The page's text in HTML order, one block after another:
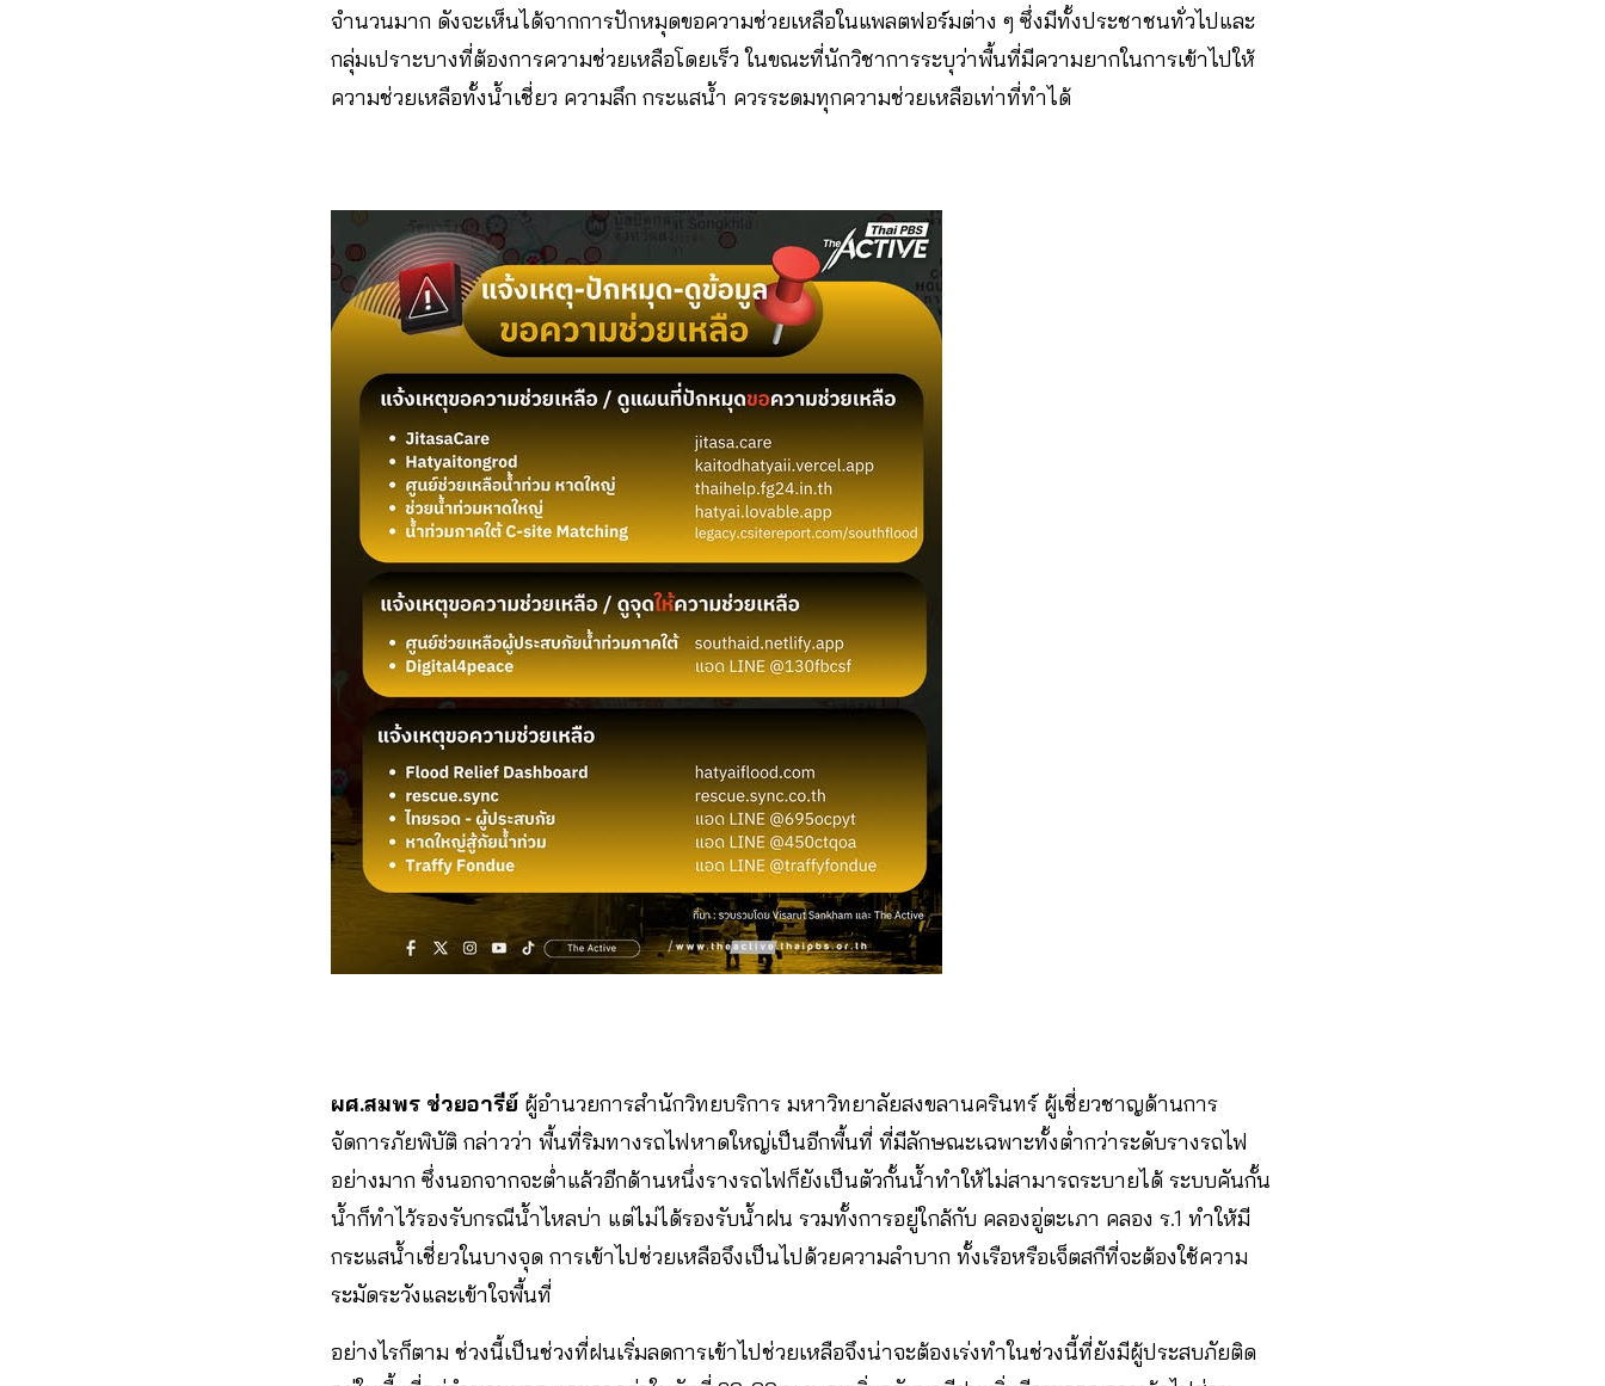
จำนวนมาก ดังจะเห็นได้จากการปักหมุดขอความช่วยเหลือในแพลตฟอร์มต่าง ๆ ซึ่งมีทั้งประชาชนทั่วไปและ
กลุ่มเปราะบางที่ต้องการความช่วยเหลือโดยเร็ว ในขณะที่นักวิชาการระบุว่าพื้นที่มีความยากในการเข้าไปให้
ความช่วยเหลือทั้งน้ำเชี่ยว ความลึก กระแสน้ำ ควรระดมทุกความช่วยเหลือเท่าที่ทำได้
ผศ.สมพร ช่วยอารีย์ ผู้อำนวยการสำนักวิทยบริการ มหาวิทยาลัยสงขลานครินทร์ ผู้เชี่ยวชาญด้านการ
จัดการภัยพิบัติ กล่าวว่า พื้นที่ริมทางรถไฟหาดใหญ่เป็นอีกพื้นที่ ที่มีลักษณะเฉพาะทั้งต่ำกว่าระดับรางรถไฟ
อย่างมาก ซึ่งนอกจากจะต่ำแล้วอีกด้านหนึ่งรางรถไฟก็ยังเป็นตัวกั้นน้ำทำให้ไม่สามารถระบายได้ ระบบคันกั้น
น้ำก็ทำไว้รองรับกรณีน้ำไหลบ่า แต่ไม่ได้รองรับน้ำฝน รวมทั้งการอยู่ใกล้กับ คลองอู่ตะเภา คลอง ร.1 ทำให้มี
กระแสน้ำเชี่ยวในบางจุด การเข้าไปช่วยเหลือจึงเป็นไปด้วยความลำบาก ทั้งเรือหรือเจ็ตสกีที่จะต้องใช้ความ
ระมัดระวังและเข้าใจพื้นที่
อย่างไรก็ตาม ช่วงนี้เป็นช่วงที่ฝนเริ่มลดการเข้าไปช่วยเหลือจึงน่าจะต้องเร่งทำในช่วงนี้ที่ยังมีผู้ประสบภัยติด